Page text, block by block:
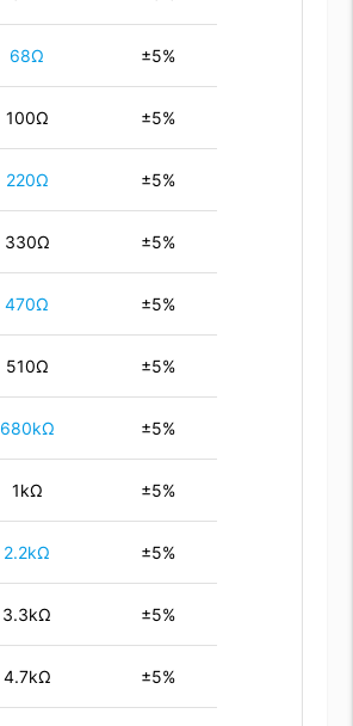
68Ω ±5%
100Ω ±5%
220Ω ±5%
330Ω ±5%
470Ω ±5%
510Ω ±5%
680kΩ ±5%
1kΩ ±5%
2.2kΩ ±5%
3.3kΩ ±5%
4.7kΩ ±5%